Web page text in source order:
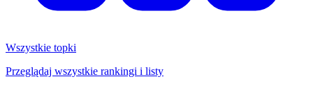
Wszystkie topki
Przeglądaj wszystkie rankingi i listy